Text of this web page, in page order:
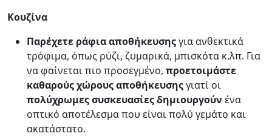
Κουζίνα
Παρέχετε ράφια αποθήκευσηςγια ανθεκτικά
τρόφιμα, όπως ρύζι, ζυμαρικά, μπισκότα κ.λπ. Για
να φαίνεται πιο προσεγμένο, προετοιμάστε
καθαρούς χώρους αποθήκευσηςγιατί οι
πολύχρωμες συσκευασίες δημιουργούν ένα
οπτικό αποτέλεσμα που είναι πολύ γεμάτο και
ακατάστατο.